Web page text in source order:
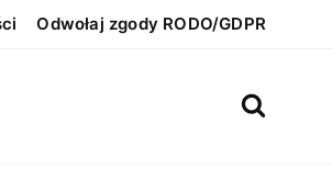
Odwołaj zgody RODO/GDPR